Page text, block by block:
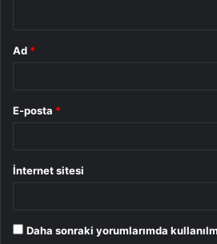
Ad *
E-posta *
İnternet sitesi
Daha sonraki yorumlarımda